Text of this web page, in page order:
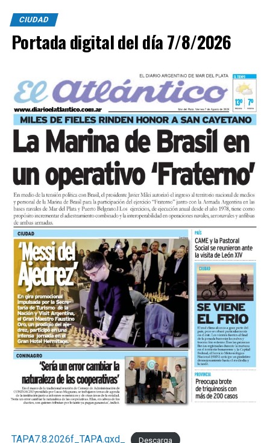
CIUDAD
Portada digital del día 7/8/2026
TAPA7.8.2026f_TAPA.qxd_ Descarga